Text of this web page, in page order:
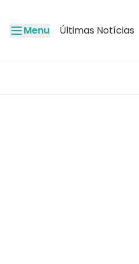
Menu Últimas Notícias